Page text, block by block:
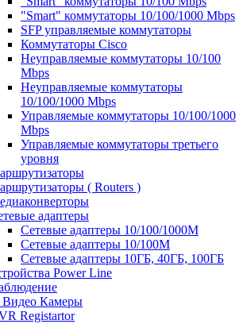
"Smart" коммутаторы 10/100/1000 Mbps
SFP управляемые коммутаторы
Коммутаторы Cisco
Неуправляемые коммутаторы 10/100
Mbps
Неуправляемые коммутаторы
10/100/1000 Mbps
Управляемые коммутаторы 10/100/1000
Mbps
Управляемые коммутаторы третьего
уровня
( Routers )
адаптеры
Сетевые адаптеры 10/100/1000М
Сетевые адаптеры 10/100M
Сетевые адаптеры 10ГБ, 40ГБ, 100ГБ
Power Line
Видео Камеры
Registartor